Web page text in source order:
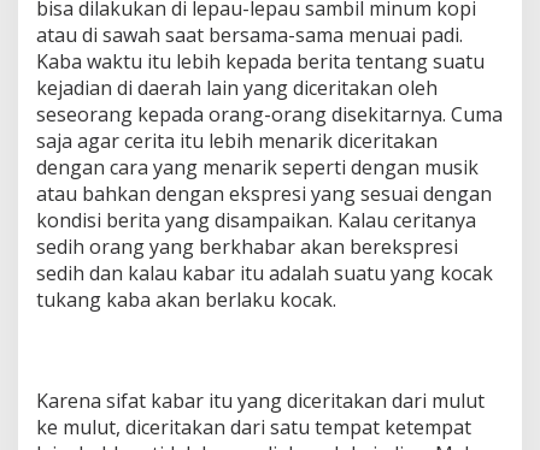
bisa dilakukan di lepau-lepau sambil minum kopi
atau di sawah saat bersama-sama menuai padi.
Kaba waktu itu lebih kepada berita tentang suatu
kejadian di daerah lain yang diceritakan oleh
seseorang kepada orang-orang disekitarnya. Cuma
saja agar cerita itu lebih menarik diceritakan
dengan cara yang menarik seperti dengan musik
atau bahkan dengan ekspresi yang sesuai dengan
kondisi berita yang disampaikan. Kalau ceritanya
sedih orang yang berkhabar akan berekspresi
sedih dan kalau kabar itu adalah suatu yang kocak
tukang kaba akan berlaku kocak.
Karena sifat kabar itu yang diceritakan dari mulut
ke mulut, diceritakan dari satu tempat ketempat